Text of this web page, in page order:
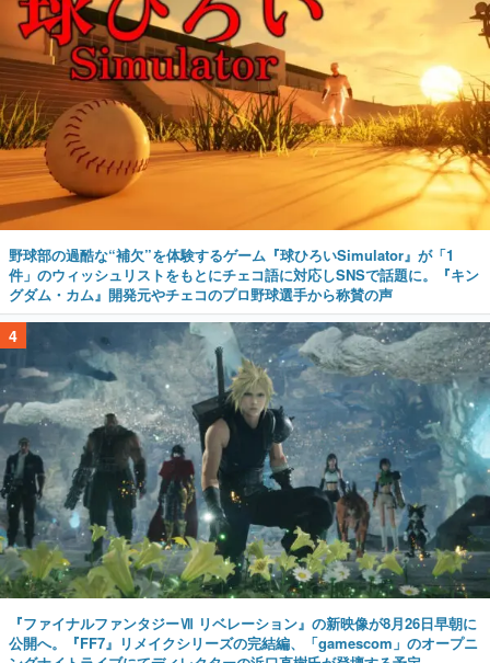
野球部の過酷な“補欠”を体験するゲーム『球ひろいSimulator』が「1
件」のウィッシュリストをもとにチェコ語に対応しSNSで話題に。『キン
グダム・カム』開発元やチェコのプロ野球選手から称賛の声
4
『ファイナルファンタジーⅦ リベレーション』の新映像が8月26日早朝に
公開へ。『FF7』リメイクシリーズの完結編、「gamescom」のオープニ